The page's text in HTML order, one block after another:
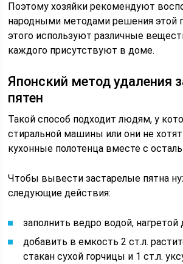
Поэтому хозяйки рекомендуют
народными методами решения этой
этого используют различные
каждого присутствуют в доме.
Японский метод удаления
пятен
Такой способ подходит людям, у
стиральной машины или они не
кухонные полотенца вместе с
Чтобы вывести застарелые пятна
следующие действия:
заполнить ведро водой, нагретой
добавить в емкость 2 ст.л.
стакан сухой горчицы и 1 ст.л.